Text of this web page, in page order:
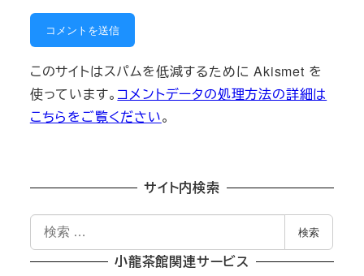
このサイトはスパムを低減するために Akismet を
使っています。 コメントデータの処理方法の詳細は
こちらをご覧ください。
サイト内検索
索
検索
小龍茶館関連サービス